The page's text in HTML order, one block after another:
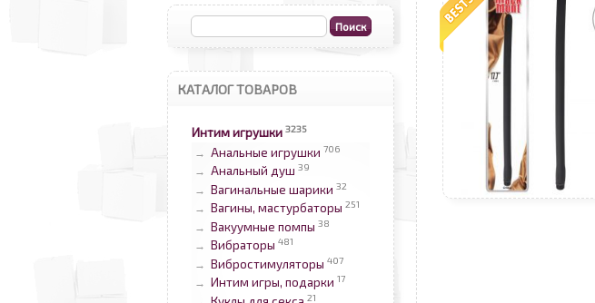
КАТАЛОГ ТОВАРОВ
Интим игрушки 3235
→ Анальные игрушки 706
→ Анальный душ 39
→ Вагинальные шарики 32
→ Вагины, мастурбаторы 251
→ Вакуумные помпы 38
→ Вибраторы 481
→ Вибростимуляторы 407
→ Интим игры, подарки 17
21